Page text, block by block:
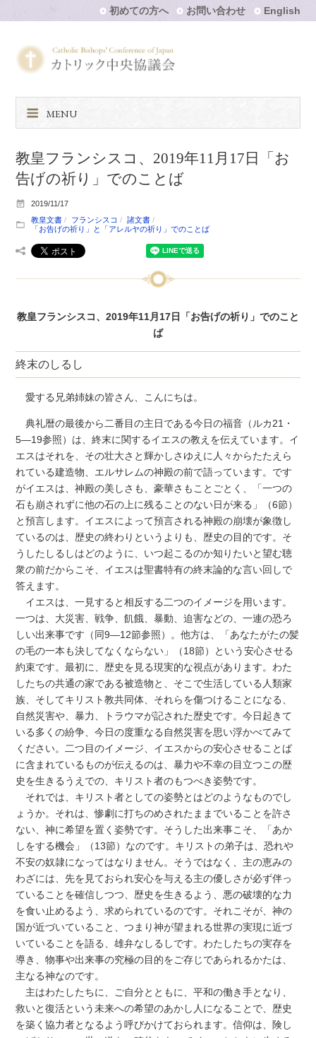
初めての方へ お問い合わせ English
MENU
教皇フランシスコ、2019年11月17日「お
告げの祈り」でのことば
2019/11/17
教皇文書
フランシスコ
諸文書
「お告げの祈り」と「アレルヤの祈り」でのことば
教皇フランシスコ、2019年11月17日「お告げの祈り」でのこと
ば
終末のしるし
愛する兄弟姉妹の皆さん、こんにちは。
典礼暦の最後から二番目の主日である今日の福音（ルカ21・
5―19参照）は、終末に関するイエスの教えを伝えています。イ
エスはそれを、その壮大さと輝かしさゆえに人々からたたえら
れている建造物、エルサレムの神殿の前で語っています。です
がイエスは、神殿の美しさも、豪華さもことごとく、「一つの
石も崩されずに他の石の上に残ることのない日が来る」（6節）
と預言します。イエスによって預言される神殿の崩壊が象徴し
ているのは、歴史の終わりというよりも、歴史の目的です。そ
うしたしるしはどのように、いつ起こるのか知りたいと望む聴
衆の前だからこそ、イエスは聖書特有の終末論的な言い回しで
答えます。
イエスは、一見すると相反する二つのイメージを用います。
一つは、大災害、戦争、飢餓、暴動、迫害などの、一連の恐ろ
しい出来事です（同9―12節参照）。他方は、「あなたがたの髪
の毛の一本も決してなくならない」（18節）という安心させる
約束です。最初に、歴史を見る現実的な視点があります。わた
したちの共通の家である被造物と、そこで生活している人類家
族、そしてキリスト教共同体、それらを傷つけることになる、
自然災害や、暴力、トラウマが記された歴史です。今日起きて
いる多くの紛争、今日の度重なる自然災害を思い浮かべてみて
ください。二つ目のイメージ、イエスからの安心させることば
に含まれているものが伝えるのは、暴力や不幸の目立つこの歴
史を生きるうえでの、キリスト者のもつべき姿勢です。
それでは、キリスト者としての姿勢とはどのようなものでし
ょうか。それは、惨劇に打ちのめされたままでいることを許さ
ない、神に希望を置く姿勢です。そうした出来事こそ、「あか
しをする機会」（13節）なのです。キリストの弟子は、恐れや
不安の奴隷になってはなりません。そうではなく、主の恵みの
わざには、先を見ておられ安心を与える主の優しさが必ず伴っ
ていることを確信しつつ、歴史を生きるよう、悪の破壊的な力
を食い止めるよう、求められているのです。それこそが、神の
国が近づいていること、つまり神が望まれる世界の実現に近づ
いていることを語る、雄弁なしるしです。わたしたちの実存を
導き、物事や出来事の究極の目的をご存じであられるかたは、
主なる神なのです。
主はわたしたちに、ご自分とともに、平和の働き手となり、
救いと復活という未来への希望のあかし人になることで、歴史
を築く協力者となるよう呼びかけておられます。信仰は、険し